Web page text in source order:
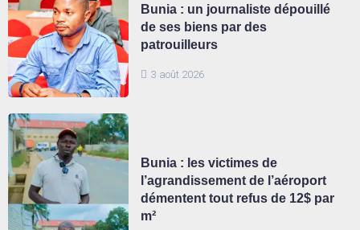
3 août 2026
Bunia : un journaliste dépouillé
de ses biens par des
patrouilleurs
Bunia : les victimes de
l’agrandissement de l’aéroport
démentent tout refus de 12$ par
m²